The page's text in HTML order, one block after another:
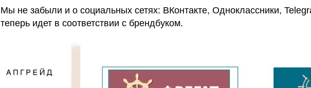
Мы не забыли и о социальных сетях: ВКонтакте, Одноклассники,
теперь идет в соответствии с брендбуком.